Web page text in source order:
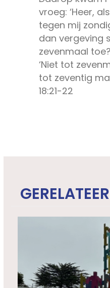
vroeg: ‘Heer,
tegen mij
dan vergeving
zevenmaal
‘Niet tot
tot zeventig
18:21-22